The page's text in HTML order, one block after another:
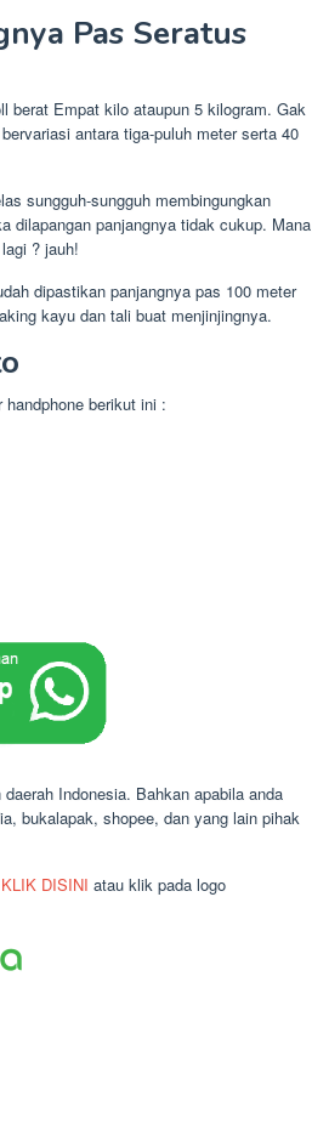
Pas Seratus
berat Empat kilo ataupun 5 kilogram. Gak
antara tiga-puluh meter serta 40
sungguh-sungguh membingungkan
dilapangan panjangnya tidak cukup. Mana
? jauh!
dipastikan panjangnya pas 100 meter
kayu dan tali buat menjinjingnya.
berikut ini :
Indonesia. Bahkan apabila anda
bukalapak, shopee, dan yang lain pihak
KLIK DISINI atau klik pada logo